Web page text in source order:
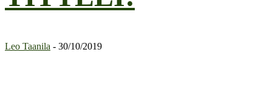
Leo Taanila - 30/10/2019